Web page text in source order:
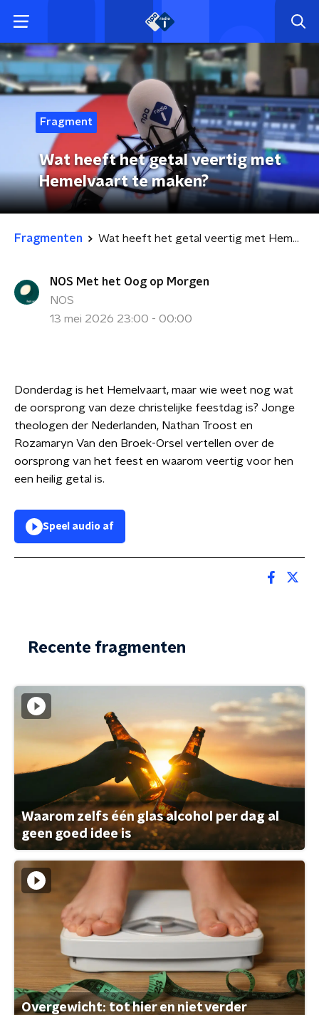
Fragment
Wat heeft het getal veertig met
Hemelvaart te maken?
Fragmenten Wat heeft het getal veertig met Hemelvaart te maken?
NOS Met het Oog op Morgen
NOS
13 mei 2026 23:00 - 00:00
Donderdag is het Hemelvaart, maar wie weet nog wat
de oorsprong van deze christelijke feestdag is? Jonge
theologen der Nederlanden, Nathan Troost en
Rozamaryn Van den Broek-Orsel vertellen over de
oorsprong van het feest en waarom veertig voor hen
een heilig getal is.
Speel audio af
Recente fragmenten
Waarom zelfs één glas alcohol per dag al
geen goed idee is
Overgewicht: tot hier en niet verder